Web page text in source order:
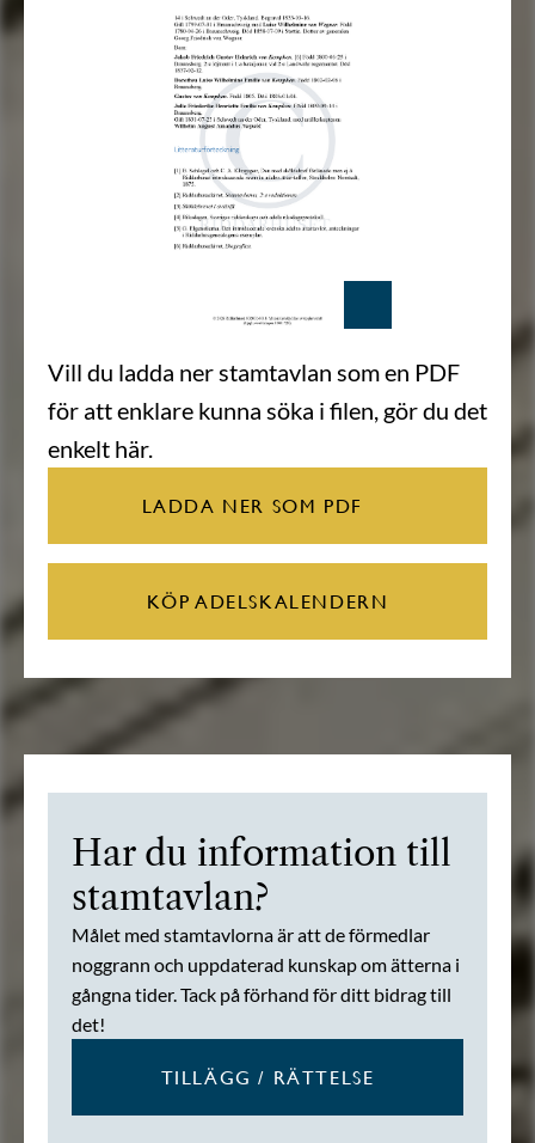
Vill du ladda ner stamtavlan som en PDF
för att enklare kunna söka i filen, gör du det
enkelt här.
LADDA NER SOM PDF
KÖP ADELSKALENDERN
Har du information till
stamtavlan?
Målet med stamtavlorna är att de förmedlar
noggrann och uppdaterad kunskap om ätterna i
gångna tider. Tack på förhand för ditt bidrag till
det!
TILLÄGG / RÄTTELSE